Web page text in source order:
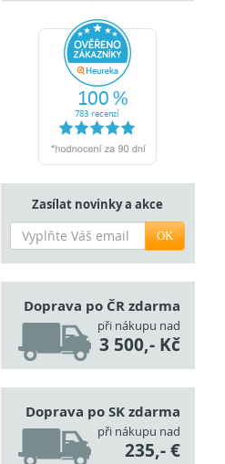
Zasílat novinky a akce
OK
Doprava po ČR zdarma
při nákupu nad
3 500,- Kč
Doprava po SK zdarma
při nákupu nad
235,- €